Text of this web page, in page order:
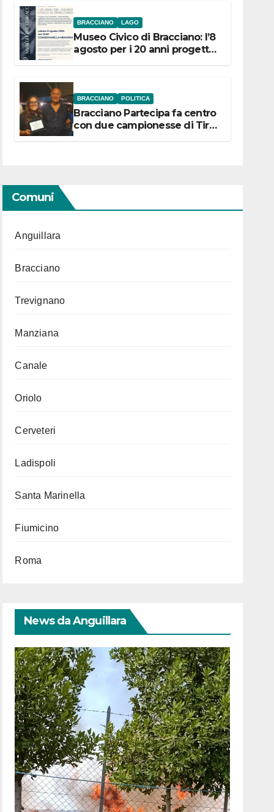
BRACCIANO LAGO
Museo Civico di Bracciano: l’8
agosto per i 20 anni progetto
BRACCIANO POLITICA
Bracciano Partecipa fa centro
con due campionesse di Tiro
Comuni
Anguillara
Bracciano
Trevignano
Manziana
Canale
Oriolo
Cerveteri
Ladispoli
Santa Marinella
Fiumicino
Roma
News da Anguillara